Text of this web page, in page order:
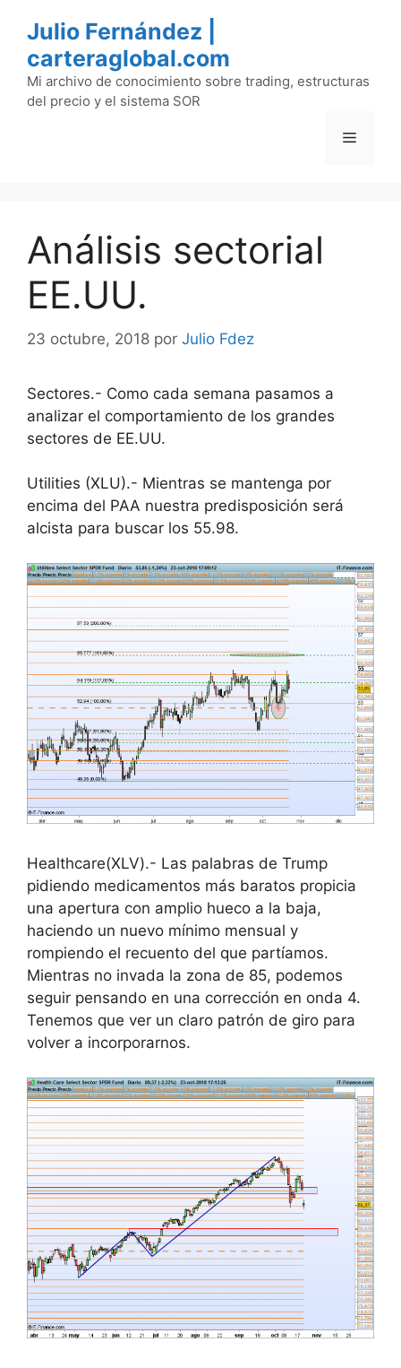
contenido
Julio Fernández |
carteraglobal.com
Mi archivo de conocimiento sobre trading, estructuras
del precio y el sistema SOR
Menú
Análisis sectorial
EE.UU.
23 octubre, 2018 por Julio Fdez
Sectores.- Como cada semana pasamos a
analizar el comportamiento de los grandes
sectores de EE.UU.
Utilities (XLU).- Mientras se mantenga por
encima del PAA nuestra predisposición será
alcista para buscar los 55.98.
Healthcare(XLV).- Las palabras de Trump
pidiendo medicamentos más baratos propicia
una apertura con amplio hueco a la baja,
haciendo un nuevo mínimo mensual y
rompiendo el recuento del que partíamos.
Mientras no invada la zona de 85, podemos
seguir pensando en una corrección en onda 4.
Tenemos que ver un claro patrón de giro para
volver a incorporarnos.